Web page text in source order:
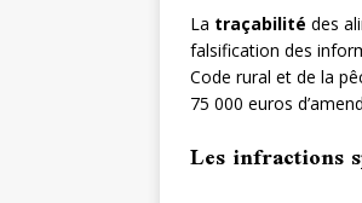
La traçabilité des
falsification des
Code rural et de la
75 000 euros
Les infractions